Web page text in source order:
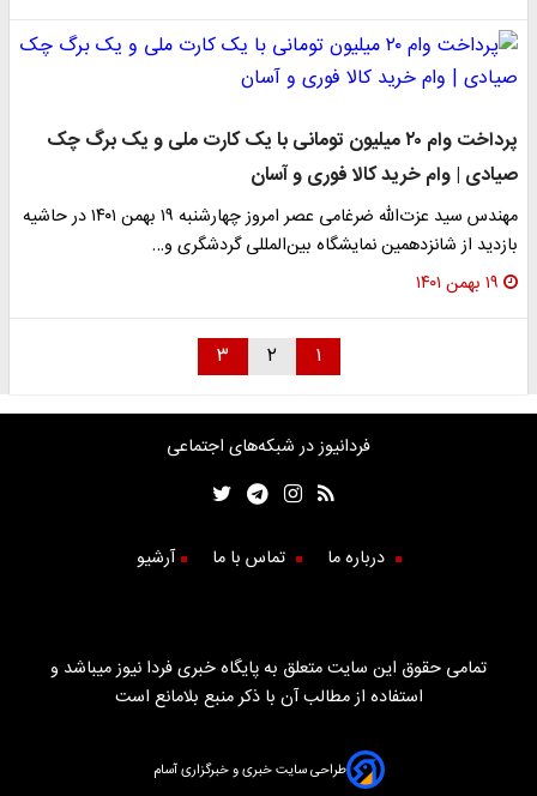
پرداخت وام ۲۰ میلیون تومانی با یک کارت ملی و یک برگ چک
صیادی | وام خرید کالا فوری و آسان
مهندس سید عزت‌الله ضرغامی عصر امروز چهارشنبه ۱۹ بهمن ۱۴۰۱ در حاشیه
بازدید از شانزدهمین نمایشگاه بین‌المللی گردشگری و…
۱۹ بهمن ۱۴۰۱
۱ ۲ ۳
فردانیوز در شبکه‌های اجتماعی
درباره ما تماس با ما آرشیو
تمامی حقوق این سایت متعلق به پایگاه خبری فردا نیوز میباشد و
استفاده از مطالب آن با ذکر منبع بلامانع است
طراحی سایت خبری و خبرگزاری آسام